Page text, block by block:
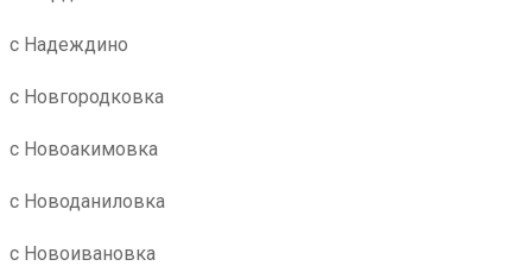
с Надеждино
с Новгородковка
с Новоакимовка
с Новоданиловка
с Новоивановка